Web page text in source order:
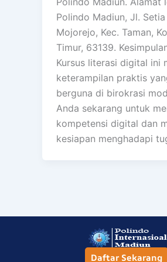
Polindo Madiun, Jl.
Mojorejo, Kec. Taman,
Timur, 63139.
Kursus literasi digital ini
keterampilan praktis
berguna di birokrasi
Anda sekarang untuk
kompetensi digital dan
kesiapan menghadapi
Daftar Sekarang